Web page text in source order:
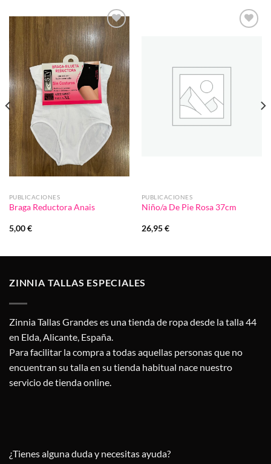
lista de
deseos
PUBLICACIONES
Braga Reductora Anais
5,00€
PUBLICACIONES
Niño/a De Pie Rosa 37cm
26,95€
ZINNIA TALLAS ESPECIALES
Zinnia Tallas Grandes es una tienda de ropa desde la talla 44
en Elda, Alicante, España.
Para facilitar la compra a todas aquellas personas que no
encuentran su talla en su tienda habitual nace nuestro
servicio de tienda online.
¿Tienes alguna duda y necesitas ayuda?